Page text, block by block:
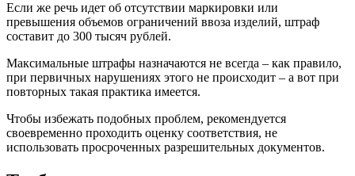
Если же речь идет об отсутствии маркировки или
превышения объемов ограничений ввоза изделий, штраф
составит до 300 тысяч рублей.
Максимальные штрафы назначаются не всегда – как правило,
при первичных нарушениях этого не происходит – а вот при
повторных такая практика имеется.
Чтобы избежать подобных проблем, рекомендуется
своевременно проходить оценку соответствия, не
использовать просроченных разрешительных документов.